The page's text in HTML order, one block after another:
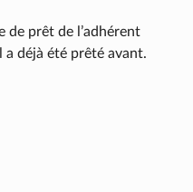
de prêt de l’adhérent
a déjà été prêté avant.